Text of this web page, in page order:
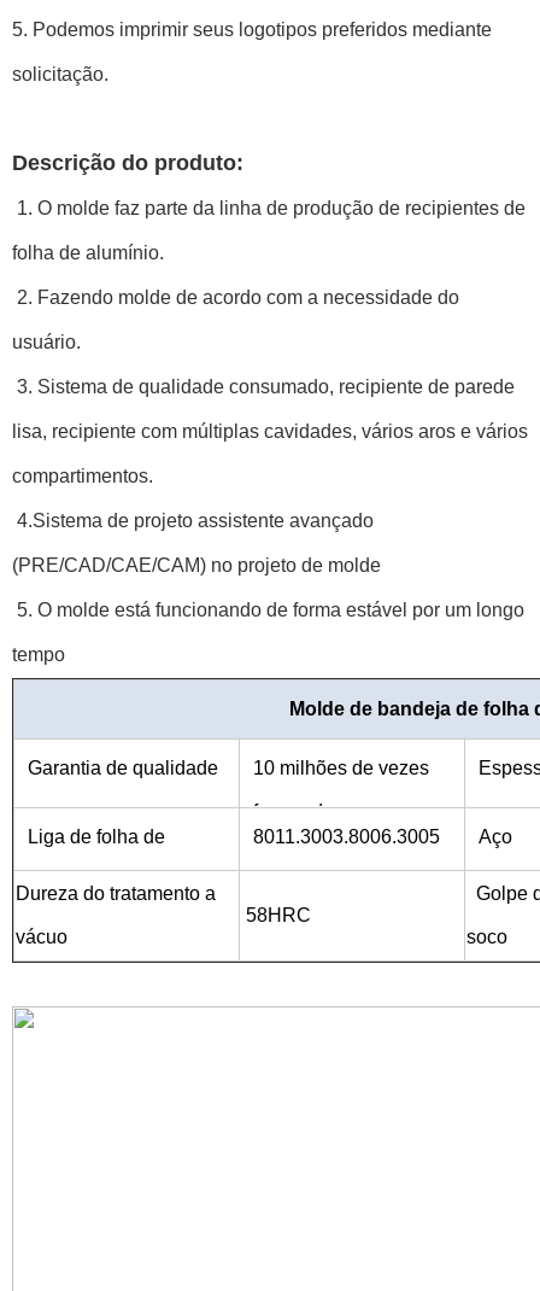
5. Podemos imprimir seus logotipos preferidos mediante
solicitação.
Descrição do produto:
1. O molde faz parte da linha de produção de recipientes de
folha de alumínio.
2. Fazendo molde de acordo com a necessidade do
usuário.
3. Sistema de qualidade consumado, recipiente de parede
lisa, recipiente com múltiplas cavidades, vários aros e vários
compartimentos.
4.Sistema de projeto assistente avançado
(PRE/CAD/CAE/CAM) no projeto de molde
5. O molde está funcionando de forma estável por um longo
tempo
Molde de bandeja de folha
Garantia de qualidade 10 milhões de vezes
formando
ra
Liga de folha de
8011.3003.8006.3005 Aço
Dureza do tratamento a
vácuo
58HRC
Golpe
soco